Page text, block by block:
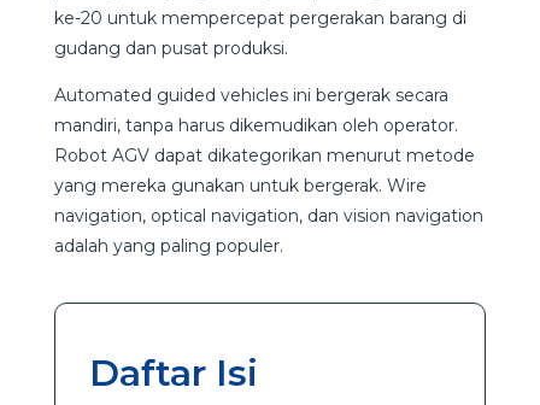
ke-20 untuk mempercepat pergerakan barang di
gudang dan pusat produksi.
Automated guided vehicles ini bergerak secara
mandiri, tanpa harus dikemudikan oleh operator.
Robot AGV dapat dikategorikan menurut metode
yang mereka gunakan untuk bergerak. Wire
navigation, optical navigation, dan vision navigation
adalah yang paling populer.
Daftar Isi